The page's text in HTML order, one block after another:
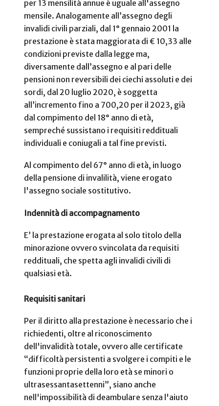
per 13 mensilità annue è uguale all'assegno
mensile. Analogamente all’assegno degli
invalidi civili parziali, dal 1° gennaio 2001 la
prestazione è stata maggiorata di € 10,33 alle
condizioni previste dalla legge ma,
diversamente dall’assegno e al pari delle
pensioni non reversibili dei ciechi assoluti e dei
sordi, dal 20 luglio 2020, è soggetta
all’incremento fino a 700,20 per il 2023, già
dal compimento del 18° anno di età,
sempreché sussistano i requisiti reddituali
individuali e coniugali a tal fine previsti.
Al compimento del 67° anno di età, in luogo
della pensione di invalilità, viene erogato
l'assegno sociale sostitutivo.
Indennità di accompagnamento
E’ la prestazione erogata al solo titolo della
minorazione ovvero svincolata da requisiti
reddituali, che spetta agli invalidi civili di
qualsiasi età.
Requisiti sanitari
Per il diritto alla prestazione è necessario che i
richiedenti, oltre al riconoscimento
dell'invalidità totale, ovvero alle certificate
“difficoltà persistenti a svolgere i compiti e le
funzioni proprie della loro età se minori o
ultrasessantasettenni”, siano anche
nell'impossibilità di deambulare senza l'aiuto